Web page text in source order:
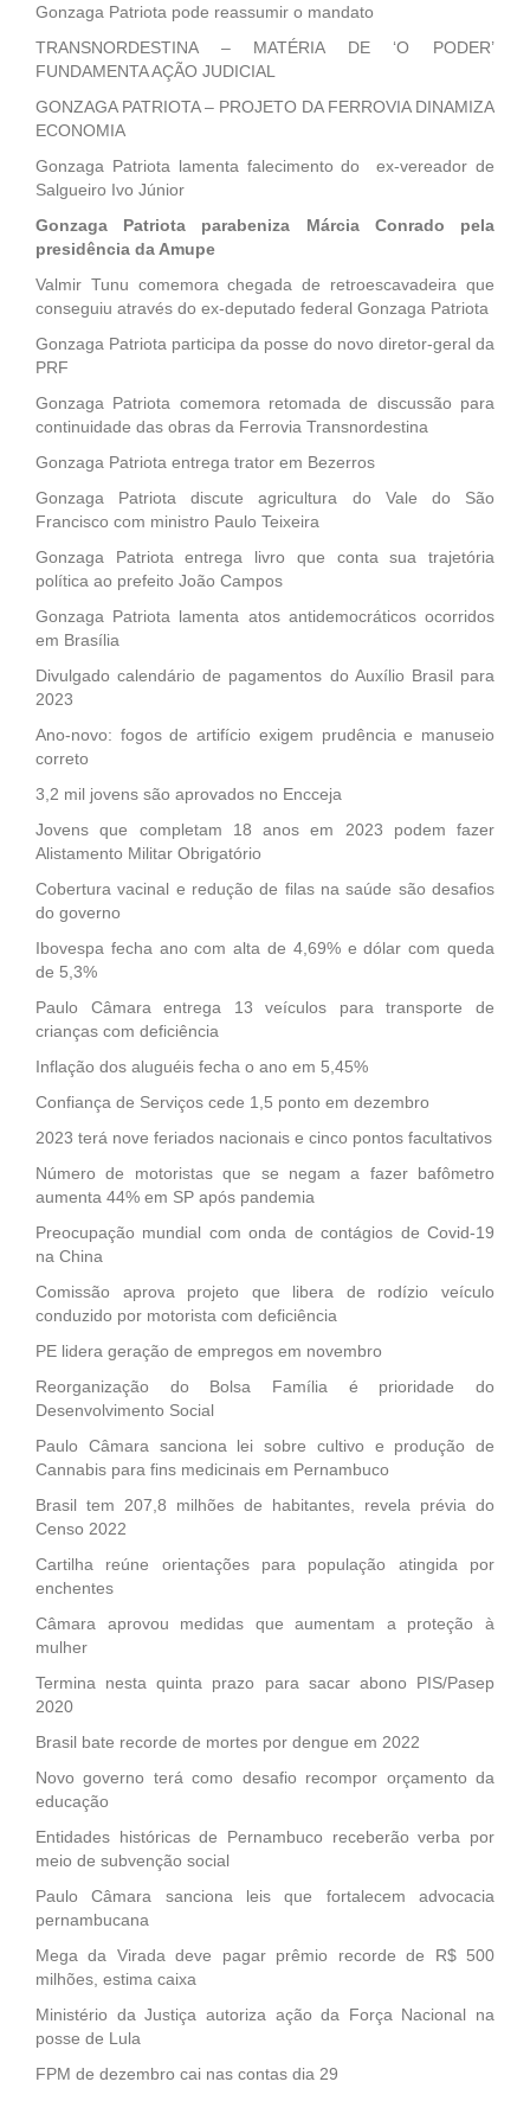
Gonzaga Patriota pode reassumir o mandato
TRANSNORDESTINA – MATÉRIA DE ‘O PODER’
FUNDAMENTA AÇÃO JUDICIAL
GONZAGA PATRIOTA – PROJETO DA FERROVIA DINAMIZA
ECONOMIA
Gonzaga Patriota lamenta falecimento do ex-vereador de
Salgueiro Ivo Júnior
Gonzaga Patriota parabeniza Márcia Conrado pela
presidência da Amupe
Valmir Tunu comemora chegada de retroescavadeira que
conseguiu através do ex-deputado federal Gonzaga Patriota
Gonzaga Patriota participa da posse do novo diretor-geral da
PRF
Gonzaga Patriota comemora retomada de discussão para
continuidade das obras da Ferrovia Transnordestina
Gonzaga Patriota entrega trator em Bezerros
Gonzaga Patriota discute agricultura do Vale do São
Francisco com ministro Paulo Teixeira
Gonzaga Patriota entrega livro que conta sua trajetória
política ao prefeito João Campos
Gonzaga Patriota lamenta atos antidemocráticos ocorridos
em Brasília
Divulgado calendário de pagamentos do Auxílio Brasil para
2023
Ano-novo: fogos de artifício exigem prudência e manuseio
correto
3,2 mil jovens são aprovados no Encceja
Jovens que completam 18 anos em 2023 podem fazer
Alistamento Militar Obrigatório
Cobertura vacinal e redução de filas na saúde são desafios
do governo
Ibovespa fecha ano com alta de 4,69% e dólar com queda
de 5,3%
Paulo Câmara entrega 13 veículos para transporte de
crianças com deficiência
Inflação dos aluguéis fecha o ano em 5,45%
Confiança de Serviços cede 1,5 ponto em dezembro
2023 terá nove feriados nacionais e cinco pontos facultativos
Número de motoristas que se negam a fazer bafômetro
aumenta 44% em SP após pandemia
Preocupação mundial com onda de contágios de Covid-19
na China
Comissão aprova projeto que libera de rodízio veículo
conduzido por motorista com deficiência
PE lidera geração de empregos em novembro
Reorganização do Bolsa Família é prioridade do
Desenvolvimento Social
Paulo Câmara sanciona lei sobre cultivo e produção de
Cannabis para fins medicinais em Pernambuco
Brasil tem 207,8 milhões de habitantes, revela prévia do
Censo 2022
Cartilha reúne orientações para população atingida por
enchentes
Câmara aprovou medidas que aumentam a proteção à
mulher
Termina nesta quinta prazo para sacar abono PIS/Pasep
2020
Brasil bate recorde de mortes por dengue em 2022
Novo governo terá como desafio recompor orçamento da
educação
Entidades históricas de Pernambuco receberão verba por
meio de subvenção social
Paulo Câmara sanciona leis que fortalecem advocacia
pernambucana
Mega da Virada deve pagar prêmio recorde de R$ 500
milhões, estima caixa
Ministério da Justiça autoriza ação da Força Nacional na
posse de Lula
FPM de dezembro cai nas contas dia 29